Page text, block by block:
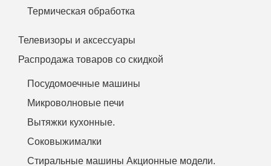
Термическая обработка
Телевизоры и аксессуары
Распродажа товаров со скидкой
Посудомоечные машины
Микроволновые печи
Вытяжки кухонные.
Соковыжималки
Стиральные машины Акционные модели.